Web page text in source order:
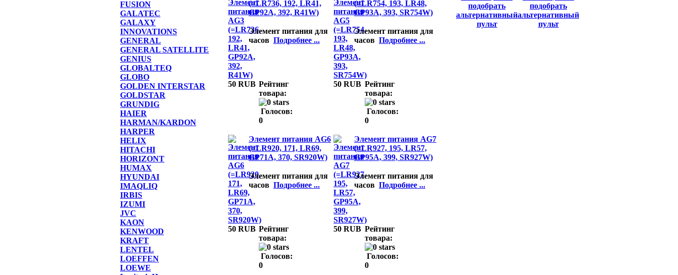
FUSION
GALATEC
GALAXY
INNOVATIONS
GENERAL
GENERAL SATELLITE
GENIUS
GLOBALTEQ
GLOBO
GOLDEN INTERSTAR
GOLDSTAR
GRUNDIG
HAIER
HARMAN/KARDON
HARPER
HELIX
HITACHI
HORIZONT
HUMAX
HYUNDAI
IMAQLIQ
IRBIS
IZUMI
JVC
KAON
KENWOOD
KRAFT
LENTEL
LOEFFEN
LOEWE
(=LR736, 192, LR41,
GP92A, 392, R41W)
Элемент питания для
часов Подробнее ...
50 RUB Рейтинг
товара:
Голосов:
0
(=LR754, 193, LR48,
GP93A, 393, SR754W)
Элемент питания для
часовПодробнее ...
50 RUB Рейтинг
товара:
Голосов:
0
Элемент питания AG6
(=LR920, 171, LR69,
GP71A, 370, SR920W)
Элемент питания для
часов Подробнее ...
50 RUB Рейтинг
товара:
Голосов:
0
Элемент питания AG7
(=LR927, 195, LR57,
GP95A, 399, SR927W)
Элемент питания для
часовПодробнее ...
50 RUB Рейтинг
товара:
Голосов:
0
подобрать
альтернативный
пульт
подобрать
альтернативный
пульт